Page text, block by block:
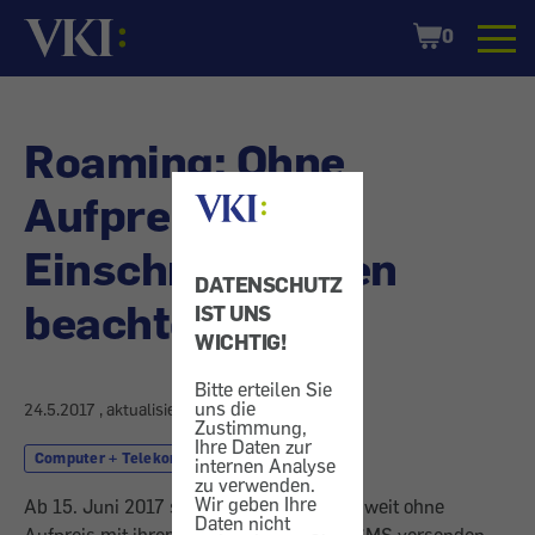
DATENSCHUTZ
IST UNS
WICHTIG!
Bitte erteilen Sie
uns die
Zustimmung,
Ihre Daten zur
internen Analyse
zu verwenden.
Wir geben Ihre
Daten nicht
Startseite
Shopping
Cart
0
Roaming: Ohne
Aufpreis -
Einschränkungen
beachten
24.5.2017 , aktualisiert am25.10.2017
Computer + Telekom Roaming
Ab 15. Juni 2017 sollen Verbraucher EU-weit ohne